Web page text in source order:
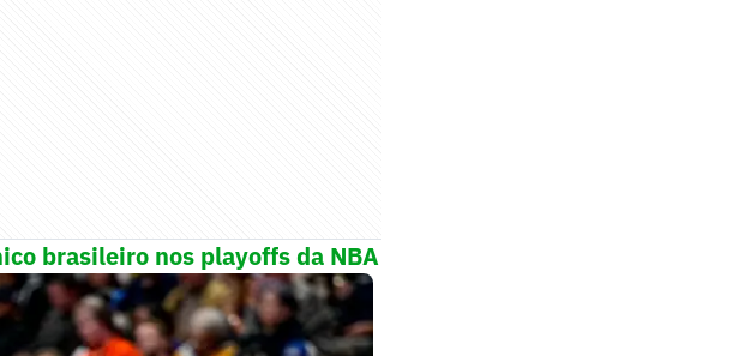
brasileiro nos playoffs da NBA